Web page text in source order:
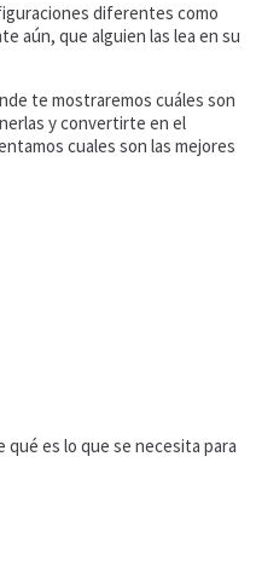
diferentes como
aún, que alguien las lea en su
te mostraremos cuáles son
y convertirte en el
cuales son las mejores
es lo que se necesita para